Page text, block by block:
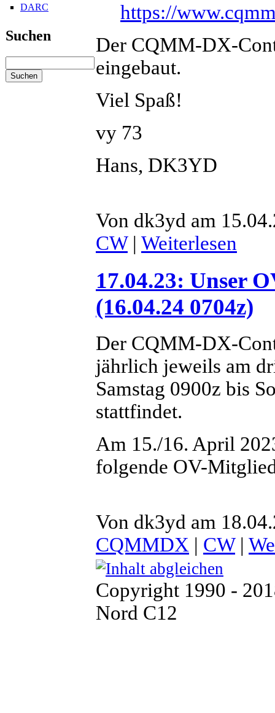
DARC
Suchen
https://
Der CQMM-DX-
eingebaut.
Viel Spaß!
vy 73
Hans, DK3YD
Von dk3yd am
CW| Weiterlesen
17.04.23: Unser
(16.04.24 0704z)
Der CQMM-DX-
jährlich jeweils am
Samstag 0900z bis
stattfindet.
Am 15./16. April
folgende OV-
Von dk3yd am
CQMMDX | CW|
Copyright 1990 -
Nord C12